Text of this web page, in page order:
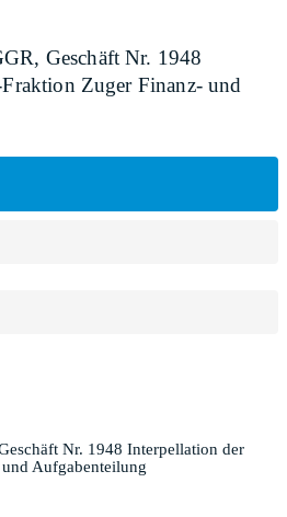
Geschäft Nr. 1948
Zuger Finanz- und
Nr. 1948 Interpellation der
Aufgabenteilung